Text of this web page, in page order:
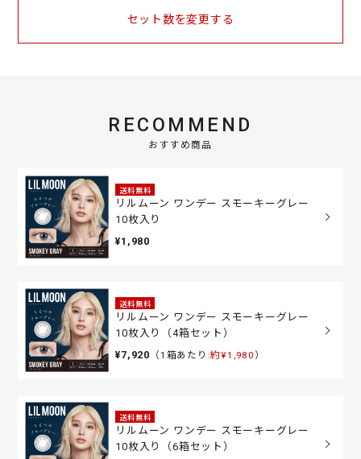
セット数を変更する
RECOMMEND
おすすめ商品
送料無料
リルムーン ワンデー スモーキーグレー
10枚入り
¥1,980
送料無料
リルムーン ワンデー スモーキーグレー
10枚入り（4箱セット）
¥7,920 （1箱あたり:約¥1,980 ）
送料無料
リルムーン ワンデー スモーキーグレー
10枚入り（6箱セット）